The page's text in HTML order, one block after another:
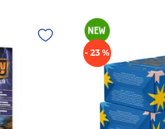
- 23 %